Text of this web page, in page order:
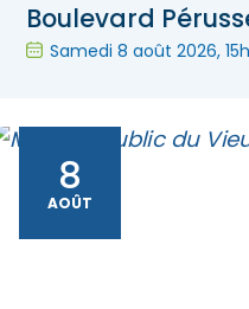
Boulevard
Samedi 8 août 2026, 15h
8
AOÛT